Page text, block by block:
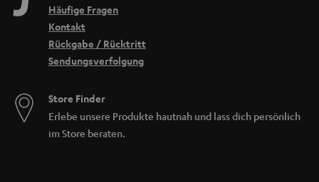
Häufige Fragen
Kontakt
Rückgabe / Rücktritt
Sendungsverfolgung
Store Finder
Erlebe unsere Produkte hautnah und lass dich persönlich
im Store beraten.